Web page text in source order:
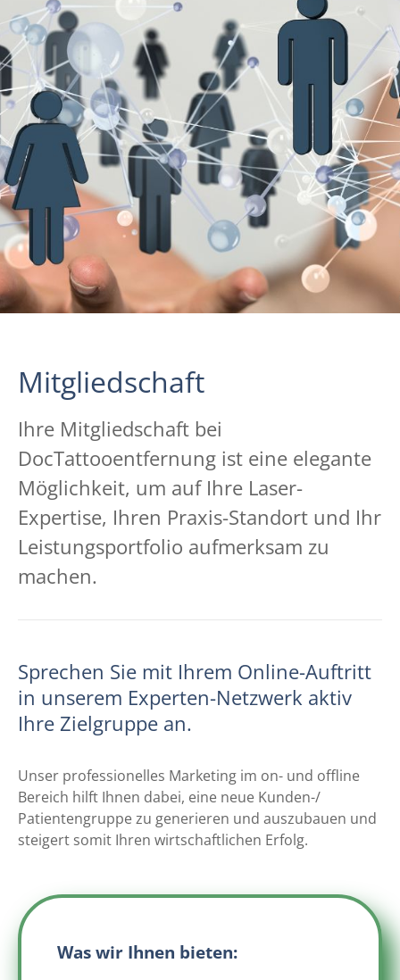
Mitgliedschaft
Ihre Mitgliedschaft bei
DocTattooentfernung ist eine elegante
Möglichkeit, um auf Ihre Laser-
Expertise, Ihren Praxis-Standort und Ihr
Leistungsportfolio aufmerksam zu
machen.
Sprechen Sie mit Ihrem Online-Auftritt
in unserem Experten-Netzwerk aktiv
Ihre Zielgruppe an.
Unser professionelles Marketing im on- und offline
Bereich hilft Ihnen dabei, eine neue Kunden-/
Patientengruppe zu generieren und auszubauen und
steigert somit Ihren wirtschaftlichen Erfolg.
Was wir Ihnen bieten: